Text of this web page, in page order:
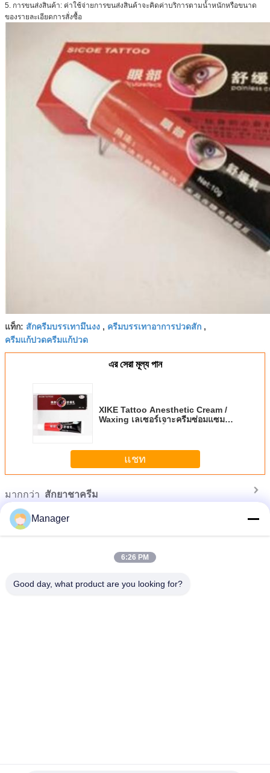
5. การขนส่งสินค้า: ค่าใช้จ่ายการขนส่งสินค้าจะคิดค่าบริการตามน้ำหนักหรือขนาด
ของรายละเอียดการสั่งซื้อ
แท็ก: สักครีมบรรเทามึนงง , ครีมบรรเทาอาการปวดสัก ,
ครีมแก้ปวดครีมแก้ปวด
এর সেরা মূল্য পান
XIKE Tattoo Anesthetic Cream /
Waxing เลเซอร์เจาะครีมซ่อมแซม
แชท
มากกว่า สักยาชาครีม
Manager
6:26 PM
Good day, what product are you looking for?